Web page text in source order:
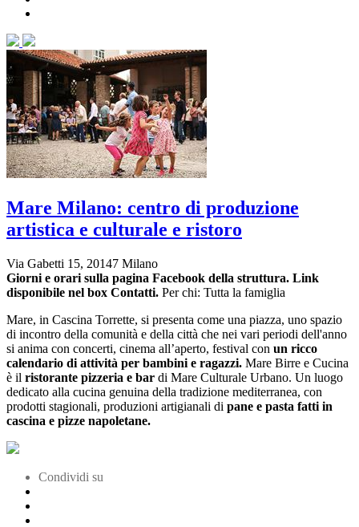
Mare Milano: centro di produzione
artistica e culturale e ristoro
Via Gabetti 15, 20147 Milano
Giorni e orari sulla pagina Facebook della struttura. Link
disponibile nel box Contatti. Per chi: Tutta la famiglia
Mare, in Cascina Torrette, si presenta come una piazza, uno spazio
di incontro della comunità e della città che nei vari periodi dell'anno
si anima con concerti, cinema all’aperto, festival con un ricco
calendario di attività per bambini e ragazzi. Mare Birre e Cucina
è il ristorante pizzeria e bar di Mare Culturale Urbano. Un luogo
dedicato alla cucina genuina della tradizione mediterranea, con
prodotti stagionali, produzioni artigianali di pane e pasta fatti in
cascina e pizze napoletane.
Condividi su